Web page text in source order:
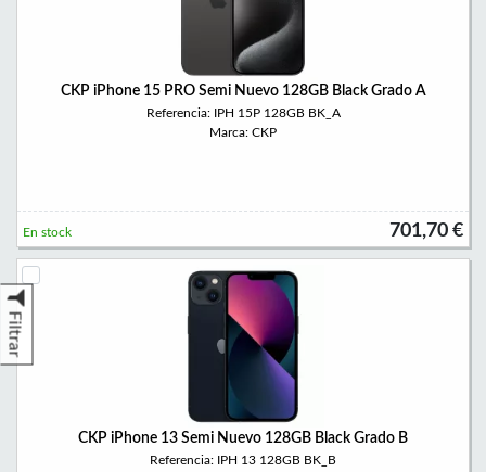
Filtrar
CKP iPhone 15 PRO Semi Nuevo 128GB Black Grado A
Referencia: IPH 15P 128GB BK_A
Marca: CKP
701,70 €
En stock
CKP iPhone 13 Semi Nuevo 128GB Black Grado B
Referencia: IPH 13 128GB BK_B